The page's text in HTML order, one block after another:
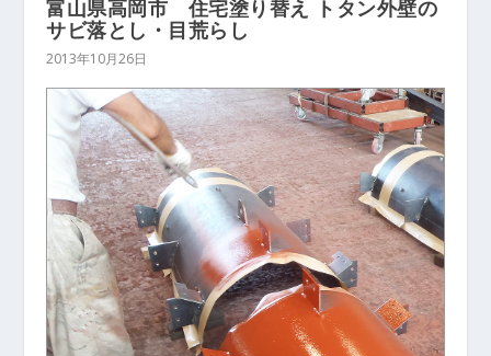
富山県高岡市 住宅塗り替え トタン外壁の
サビ落とし・目荒らし
2013年10月26日